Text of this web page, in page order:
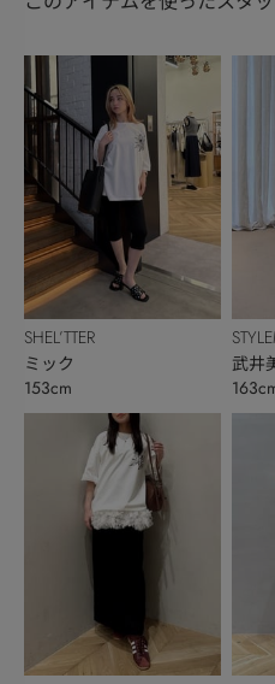
SHEL’TTER
ミック
153cm
武井